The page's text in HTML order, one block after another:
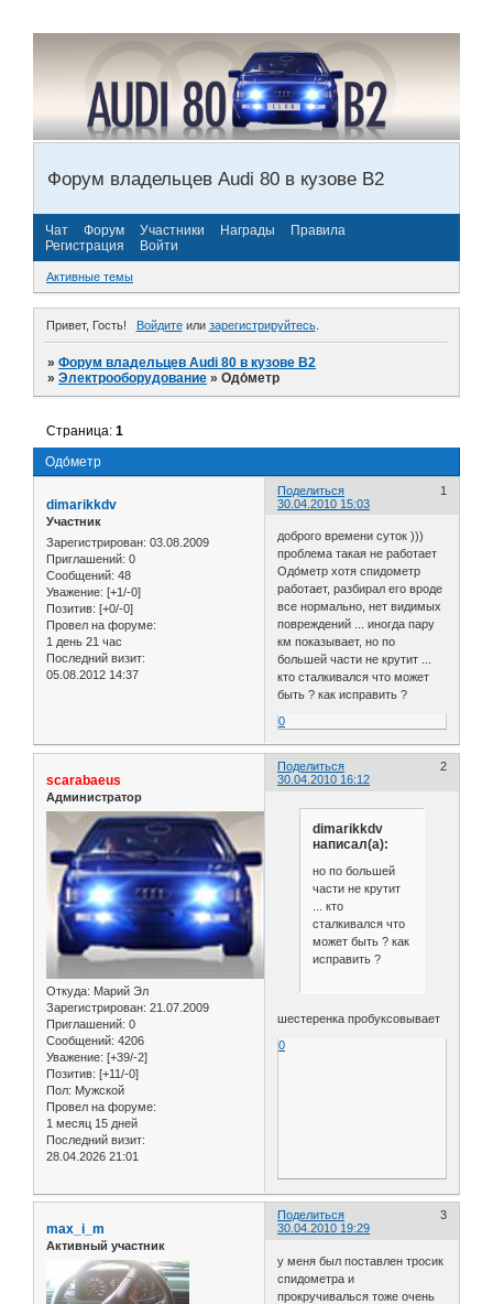
Форум владельцев Audi 80 в кузове В2
Чат Форум Участники Награды
Правила
Регистрация
Войти
Активные темы
Привет, Гость! Войдитеили зарегистрируйтесь.
»Форум владельцев Audi 80 в кузове В2
»Электрооборудование »Одо́метр
Одо́метр
Страница:1
Поделиться
1
30.04.2010 15:03
dimarikkdv
Участник
Зарегистрирован: 03.08.2009
Приглашений: 0
Сообщений: 48
Уважение: [+1/-0]
Позитив: [+0/-0]
Провел на форуме:
1 день 21 час
Последний визит:
05.08.2012 14:37
доброго времени суток )))
проблема такая не работает
Одо́метр хотя спидометр
работает, разбирал его вроде
все нормально, нет видимых
повреждений ... иногда пару
км показывает, но по
большей части не крутит ...
кто сталкивался что может
быть ? как исправить ?
0
Поделиться
2
30.04.2010 16:12
scarabaeus
Администратор
Откуда: Марий Эл
Зарегистрирован: 21.07.2009
Приглашений: 0
Сообщений: 4206
Уважение: [+39/-2]
Позитив: [+11/-0]
Пол: Мужской
Провел на форуме:
1 месяц 15 дней
Последний визит:
28.04.2026 21:01
dimarikkdv
написал(а):
но по большей
части не крутит
... кто
сталкивался что
может быть ? как
исправить ?
шестеренка пробуксовывает
0
Поделиться
3
30.04.2010 19:29
max_i_m
Активный участник
у меня был поставлен тросик
спидометра и
прокручивалься тоже очень